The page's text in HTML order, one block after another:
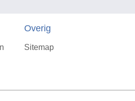
Overig
Sitemap